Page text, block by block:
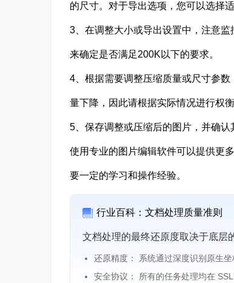
的尺寸。对于导出选项，您可以选择
3、在调整大小或导出设置中，注意
来确定是否满足200K以下的要求。
4、根据需要调整压缩质量或尺寸参
量下降，因此请根据实际情况进行权衡
5、保存调整或压缩后的图片，并确认
使用专业的图片编辑软件可以提供更
要一定的学习和操作经验。
行业百科：文档处理质量准则
文档处理的最终还原度取决于底层
还原精度： 系统通过深度识别原生
安全协议： 所有的任务处理均在